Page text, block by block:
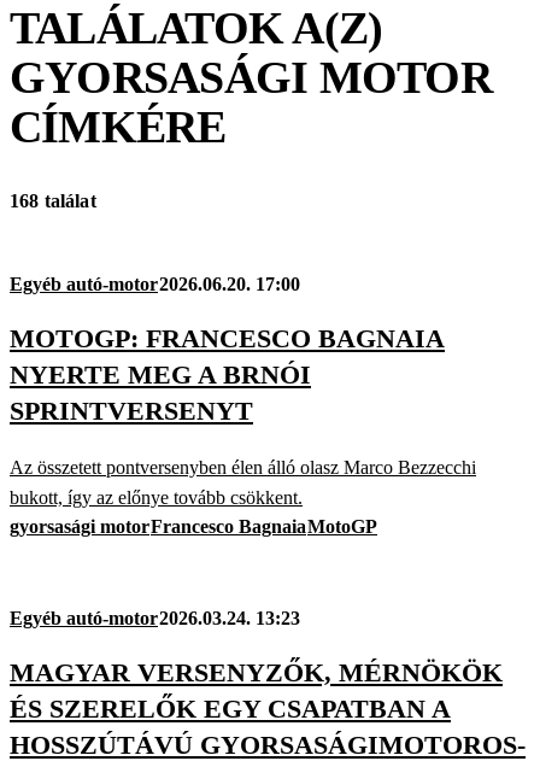
TALÁLATOK A(Z)
GYORSASÁGI MOTOR
CÍMKÉRE
168 találat
Egyéb autó-motor2026.06.20. 17:00
MOTOGP: FRANCESCO BAGNAIA
NYERTE MEG A BRNÓI
SPRINTVERSENYT
Az összetett pontversenyben élen álló olasz Marco Bezzecchi
bukott, így az előnye tovább csökkent.
gyorsasági motorFrancesco BagnaiaMotoGP
Egyéb autó-motor2026.03.24. 13:23
MAGYAR VERSENYZŐK, MÉRNÖKÖK
ÉS SZERELŐK EGY CSAPATBAN A
HOSSZÚTÁVÚ GYORSASÁGIMOTOROS-